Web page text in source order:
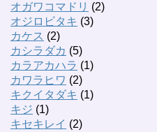
オガワコマドリ (2)
オジロビタキ (3)
カケス (2)
カシラダカ (5)
カラアカハラ (1)
カワラヒワ (2)
キクイタダキ (1)
キジ (1)
キセキレイ (2)